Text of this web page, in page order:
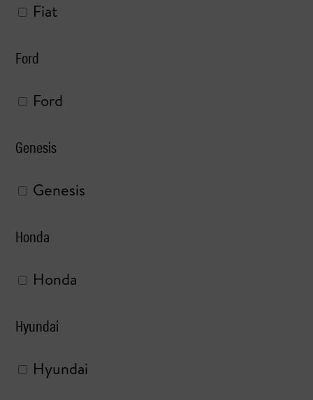
Fiat
Ford
Ford
Genesis
Genesis
Honda
Honda
Hyundai
Hyundai